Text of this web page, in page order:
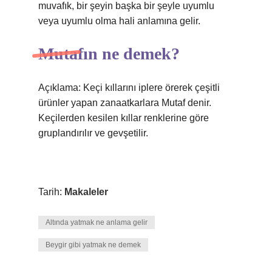
muvafık, bir şeyin başka bir şeyle uyumlu
veya uyumlu olma hali anlamına gelir.
Mutafın ne demek?
Açıklama: Keçi kıllarını iplere örerek çeşitli
ürünler yapan zanaatkarlara Mutaf denir.
Keçilerden kesilen kıllar renklerine göre
gruplandırılır ve gevşetilir.
Tarih: Makaleler
Altında yatmak ne anlama gelir
Beygir gibi yatmak ne demek